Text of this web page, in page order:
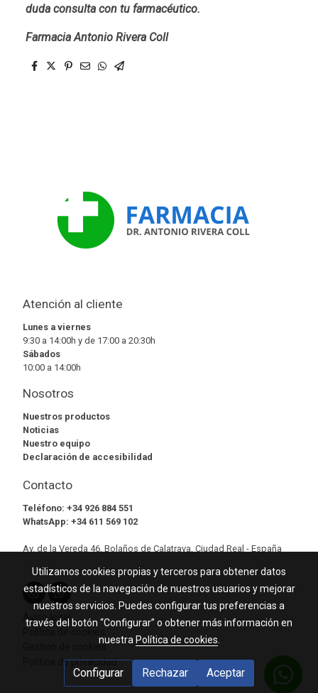
duda consulta con tu farmacéutico.
Farmacia Antonio Rivera Coll
Atención al cliente
Lunes a viernes
9:30 a 14:00h y de 17:00 a 20:30h
Sábados
10:00 a 14:00h
Nosotros
Nuestros productos
Noticias
Nuestro equipo
Declaración de accesibilidad
Contacto
Teléfono: +34 926 884 551
WhatsApp: +34 611 569 102
Av. de la Vereda 46, Bolaños de Calatrava, Ciudad Real - España
Aviso legal
Gestión de cookies
Política de privacidad
Utilizamos cookies propias y terceros para obtener datos
estadísticos de la navegación de nuestros usuarios y mejorar
nuestros servicios. Puedes configurar tus preferencias a
través del botón “Configurar” o obtener más información en
nuestra Política de cookies
Configurar Rechazar Aceptar